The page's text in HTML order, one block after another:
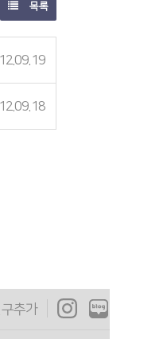
목록
12.09.19
12.09.18
추가